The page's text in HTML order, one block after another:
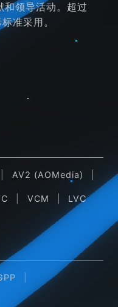
和领导活动。超过
准采用。
AV2 (AOMedia)
VCM LVC